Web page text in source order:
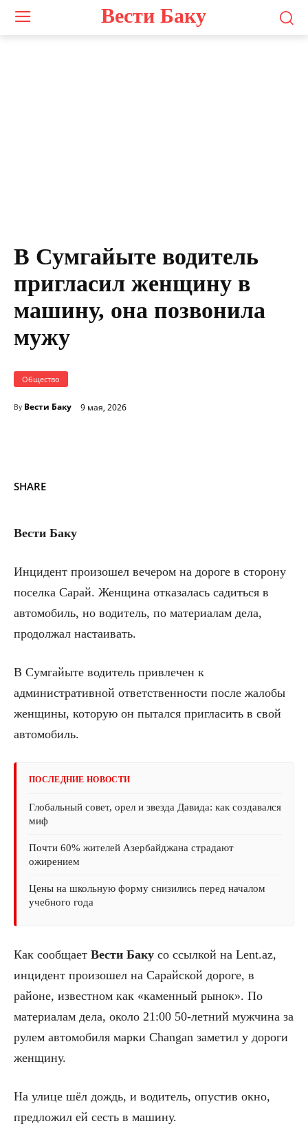
Вести Баку
В Сумгайыте водитель
пригласил женщину в
машину, она позвонила
мужу
Общество
By Вести Баку 9 мая, 2026
SHARE
Вести Баку
Инцидент произошел вечером на дороге в сторону
поселка Сарай. Женщина отказалась садиться в
автомобиль, но водитель, по материалам дела,
продолжал настаивать.
В Сумгайыте водитель привлечен к
административной ответственности после жалобы
женщины, которую он пытался пригласить в свой
автомобиль.
ПОСЛЕДНИЕ НОВОСТИ
Глобальный совет, орел и звезда Давида: как создавался
миф
Почти 60% жителей Азербайджана страдают
ожирением
Цены на школьную форму снизились перед началом
учебного года
Как сообщает Вести Баку со ссылкой на Lent.az,
инцидент произошел на Сарайской дороге, в
районе, известном как «каменный рынок». По
материалам дела, около 21:00 50-летний мужчина за
рулем автомобиля марки Changan заметил у дороги
женщину.
На улице шёл дождь, и водитель, опустив окно,
предложил ей сесть в машину.